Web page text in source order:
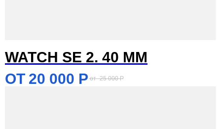
WATCH SE 2. 40 MM
20 000 Р 25 000 Р